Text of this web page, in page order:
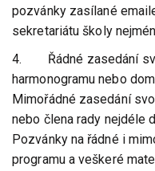
pozvánky zasílané
sekretariátu školy
4. Řádné zasedání
harmonogramu nebo
Mimořádné zasedání
nebo člena rady nejdéle
Pozvánky na řádné i
programu a veškeré